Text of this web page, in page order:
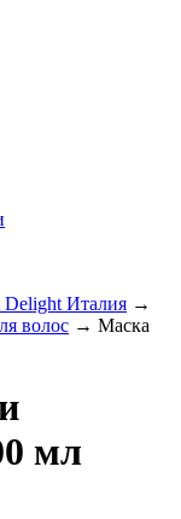
Delight Италия →
волос → Маска
мл